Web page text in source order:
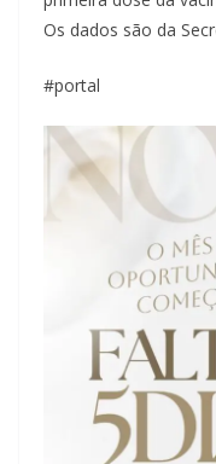
Os dados são da
#portal